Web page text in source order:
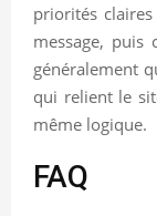
priorités
message, puis
généralement
qui relient le
même logique.
FAQ